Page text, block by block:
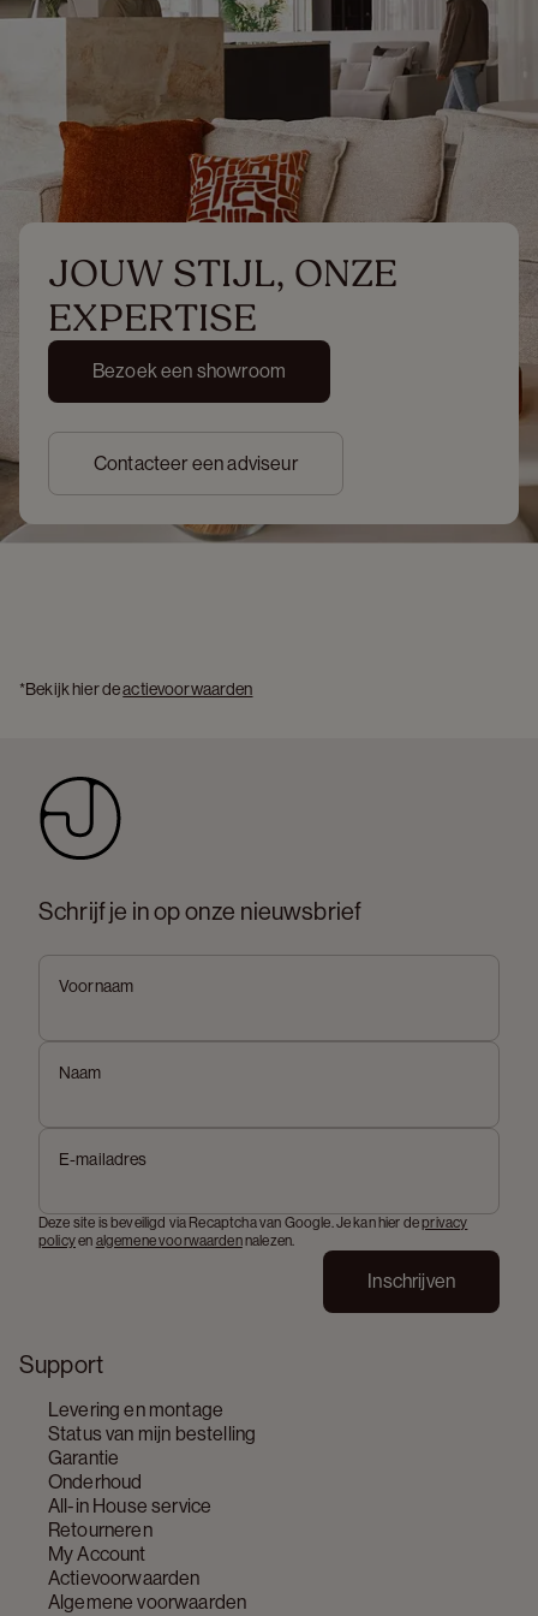
JOUW STIJL, ONZE
EXPERTISE
Bezoek een showroom
Contacteer een adviseur
*Bekijk hier de actievoorwaarden
Support
Levering en montage
Status van mijn bestelling
Garantie
Onderhoud
All-in House service
Retourneren
My Account
Actievoorwaarden
Algemene voorwaarden
Schrijf je in op onze nieuwsbrief
Voornaam
Naam
E-mailadres
Deze site is beveiligd via Recaptcha van Google. Je kan hier deprivacy
policyen algemene voorwaardennalezen.
Inschrijven